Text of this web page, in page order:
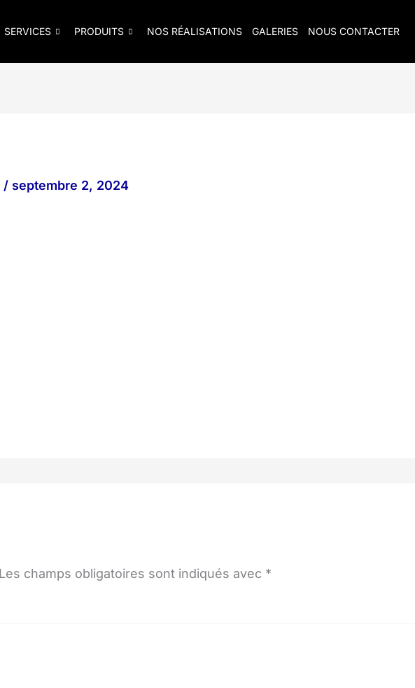
SERVICES PRODUITS NOS RÉALISATIONS GALERIES NOUS CONTACTER
/ septembre 2, 2024
Les champs obligatoires sont indiqués avec *